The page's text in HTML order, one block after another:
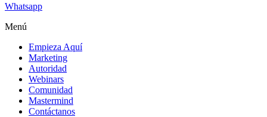
Whatsapp
Menú
Empieza Aquí
Marketing
Autoridad
Webinars
Comunidad
Mastermind
Contáctanos